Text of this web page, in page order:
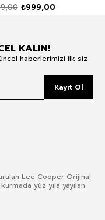
₺999,00
KALIN!
haberlerimizi ilk siz
Kayıt Ol
Lee Cooper Orijinal
yüz yıla yayılan